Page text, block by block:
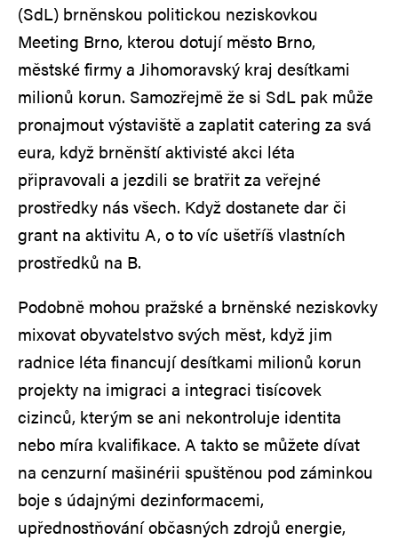
(SdL) brněnskou politickou neziskovkou
Meeting Brno, kterou dotují město Brno,
městské firmy a Jihomoravský kraj desítkami
milionů korun. Samozřejmě že si SdL pak může
pronajmout výstaviště a zaplatit catering za svá
eura, když brněnští aktivisté akci léta
připravovali a jezdili se bratřit za veřejné
prostředky nás všech. Když dostanete dar či
grant na aktivitu A, o to víc ušetříš vlastních
prostředků na B.
Podobně mohou pražské a brněnské neziskovky
mixovat obyvatelstvo svých měst, když jim
radnice léta financují desítkami milionů korun
projekty na imigraci a integraci tisícovek
cizinců, kterým se ani nekontroluje identita
nebo míra kvalifikace. A takto se můžete dívat
na cenzurní mašinérii spuštěnou pod záminkou
boje s údajnými dezinformacemi,
upřednostňování občasných zdrojů energie,